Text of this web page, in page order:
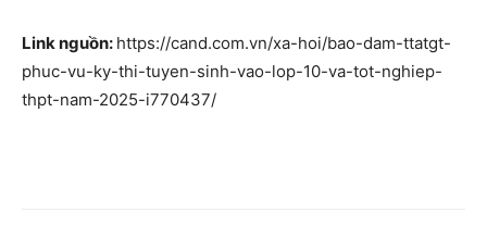
Link nguồn: https://cand.com.vn/xa-hoi/bao-dam-ttatgt-
phuc-vu-ky-thi-tuyen-sinh-vao-lop-10-va-tot-nghiep-
thpt-nam-2025-i770437/